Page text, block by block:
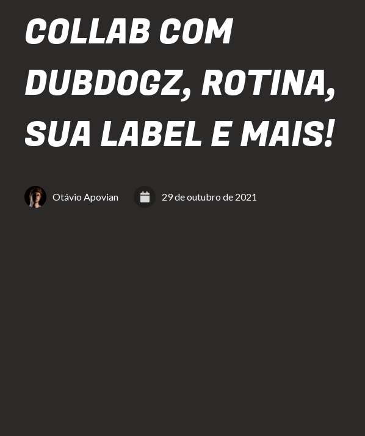
COLLAB COM
DUBDOGZ, ROTINA,
SUA LABEL E MAIS!
Otávio Apovian 29 de outubro de 2021